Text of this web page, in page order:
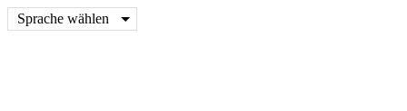
Sprache wählen